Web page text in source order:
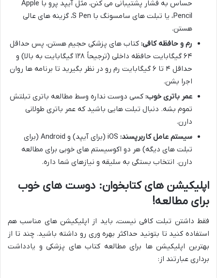
حساس به فشار پشتیبانی می کنن، مثل آیپد پرو با Apple
Pencil، یا تبلت های سامسونگ با S Pen، گزینه های عالی
هستن.
رم و حافظه کافی: کتاب های پزشکی حجیم هستن، پس حداقل
۶۴ گیگابایت حافظه داخلی (ترجیحاً ۱۲۸ گیگابایت به بالا) و
حداقل ۴ تا ۶ گیگابایت رم رو در نظر بگیرید تا برنامه ها روان
اجرا بشن.
عمر باتری خوب: کسی دوست نداره وسط مطالعه باتری تبلتش
تموم بشه. دنبال تبلت هایی باشید که عمر باتری طولانی
دارن.
سیستم عامل کاربرپسند:
iOS (برای آیپد) و Android (برای
تبلت های دیگه) هر دو اکوسیستم های خوبی برای مطالعه
دارن. انتخاب بستگی به سلیقه و نیازهای شما داره.
اپلیکیشن های کتابخوان: دوست های خوب
برای مطالعه!
فقط داشتن تبلت کافی نیست، باید از اپلیکیشن های مناسب هم
استفاده کنید تا بتونید حداکثر بهره وری رو داشته باشید. چند تا از
بهترین اپلیکیشن ها برای مطالعه کتاب های پزشکی و یادداشت
برداری عبارتند از: